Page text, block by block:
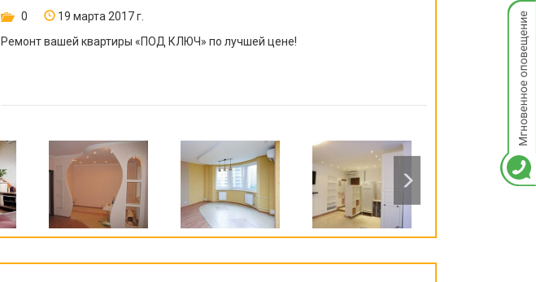
0
19 марта 2017 г.
Ремонт вашей квартиры «ПОД КЛЮЧ» по лучшей цене!